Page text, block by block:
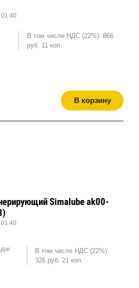
В том числе НДС (22%): 866
руб. 11 коп.
В корзину
Simalube ak00-
В том числе НДС (22%):
326 руб. 21 коп.